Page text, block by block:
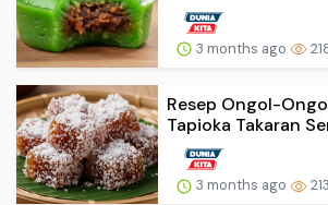
3 months ago
Resep Ongol-
Tapioka Takaran
3 months ago 213